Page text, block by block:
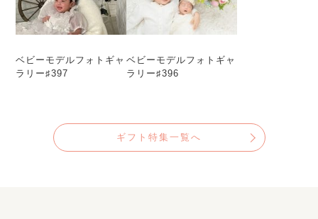
ベビーモデルフォトギャ
ラリー♯397
ベビーモデルフォトギャ
ラリー♯396
ギフト特集一覧へ